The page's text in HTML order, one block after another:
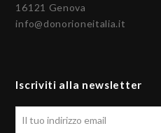
16121 Genova
info@donorioneitalia.it
Iscriviti alla newsletter